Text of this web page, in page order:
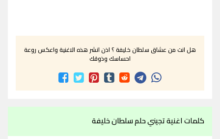
هل انت من عشاق سلطان خليفة ؟ اذن انشر هذه الاغنية واعكس روعة
احساسك وذوقك
كلمات اغنية تجيني حلم سلطان خليفة